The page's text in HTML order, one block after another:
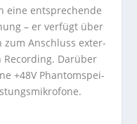
eine ent­spre­chende
– er ver­fügt über
zum Anschluss exter­
Dar­über
+48V Phan­tom­spei­